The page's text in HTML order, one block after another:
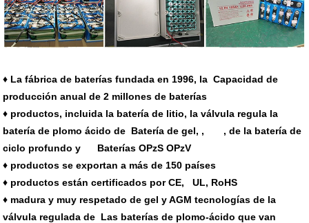
♦ La fábrica de baterías fundada en 1996, la Capacidad de
producción anual de 2 millones de baterías
♦ productos, incluida la batería de litio, la válvula regula la
batería de plomo ácido de Batería de gel, , , de la batería de
ciclo profundo y Baterías OPzS OPzV
♦ productos se exportan a más de 150 países
♦ productos están certificados por CE, UL, RoHS
♦ madura y muy respetado de gel y AGM tecnologías de la
válvula regulada de Las baterías de plomo-ácido que van